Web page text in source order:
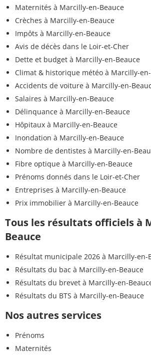
Maternités à Marcilly-en-Beauce
Crèches à Marcilly-en-Beauce
Impôts à Marcilly-en-Beauce
Avis de décès dans le Loir-et-Cher
Dette et budget à Marcilly-en-Beauce
Climat & historique météo à Marcilly-
Accidents de voiture à Marcilly-en-
Salaires à Marcilly-en-Beauce
Délinquance à Marcilly-en-Beauce
Hôpitaux à Marcilly-en-Beauce
Inondation à Marcilly-en-Beauce
Nombre de dentistes à Marcilly-en-
Fibre optique à Marcilly-en-Beauce
Prénoms donnés dans le Loir-et-Cher
Entreprises à Marcilly-en-Beauce
Prix immobilier à Marcilly-en-Beauce
Tous les résultats officiels à
Beauce
Résultat municipale 2026 à Marcilly-en-
Résultats du bac à Marcilly-en-Beauce
Résultats du brevet à Marcilly-en-
Résultats du BTS à Marcilly-en-Beauce
Nos autres services
Prénoms
Maternités